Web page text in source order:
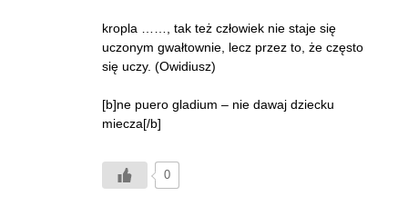
kropla ……, tak też człowiek nie staje się
uczonym gwałtownie, lecz przez to, że często
się uczy. (Owidiusz)
[b]ne puero gladium – nie dawaj dziecku
miecza[/b]
0